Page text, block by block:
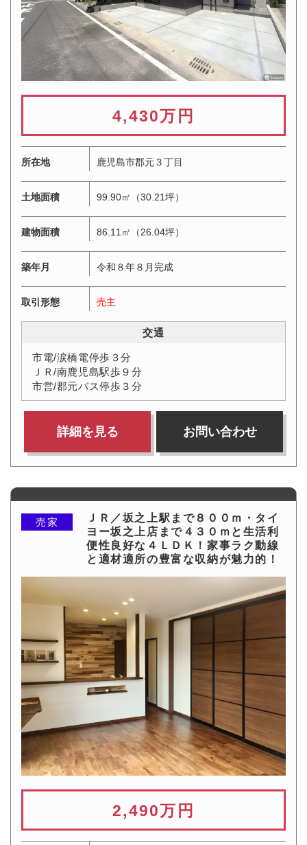
4,430万円
所在地 鹿児島市郡元３丁目
土地面積 99.90㎡（30.21坪）
建物面積 86.11㎡（26.04坪）
築年月 令和８年８月完成
取引形態 売主
交通
市電/涙橋電停歩３分
ＪＲ/南鹿児島駅歩９分
市営/郡元バス停歩３分
詳細を見る お問い合わせ
売家
ＪＲ／坂之上駅まで８００ｍ・タイ
ヨー坂之上店まで４３０ｍと生活利
便性良好な４ＬＤＫ！家事ラク動線
と適材適所の豊富な収納が魅力的！
2,490万円